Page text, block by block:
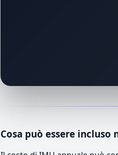
Cosa può essere incluso